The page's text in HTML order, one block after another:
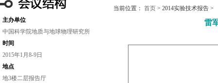
主办单位
中国科学院地质与地球物理研究所
时间
2015年1月8-9日
地点
地3楼二层报告厅
当前位置： 首页 > 2014实验技术报告 >
雷